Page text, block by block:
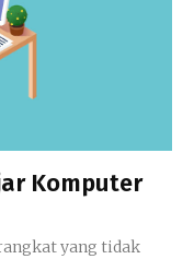
Komputer
yang tidak